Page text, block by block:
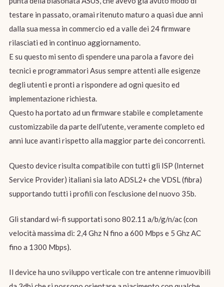
testare in passato, oramai ritenuto maturo a quasi due anni
dalla sua messa in commercio ed a valle dei 24 firmware
rilasciati ed in continuo aggiornamento.
E su questo mi sento di spendere una parola a favore dei
tecnici e programmatori Asus sempre attenti alle esigenze
degli utenti e pronti a rispondere ad ogni quesito ed
implementazione richiesta.
Questo ha portato ad un firmware stabile e completamente
customizzabile da parte dell’utente, veramente completo ed
anni luce avanti rispetto alla maggior parte dei concorrenti.
Questo device risulta compatibile con tutti gli ISP (Internet
Service Provider) italiani sia lato ADSL2+ che VDSL (fibra)
supportando tutti i profili con l’esclusione del nuovo 35b.
Gli standard wi-fi supportati sono 802.11 a/b/g/n/ac (con
velocità massima di: 2,4 Ghz N fino a 600 Mbps e 5 Ghz AC
fino a 1300 Mbps).
Il device ha uno sviluppo verticale con tre antenne rimuovibili